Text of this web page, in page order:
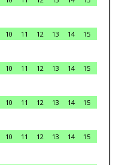
10 11 12 13 14
15
10 11 12 13 14
15
10 11 12 13 14
15
10 11 12 13 14
15